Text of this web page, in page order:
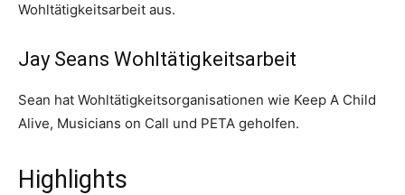
Wohltätigkeitsarbeit aus.
Jay Seans Wohltätigkeitsarbeit
Sean hat Wohltätigkeitsorganisationen wie Keep A Child
Alive, Musicians on Call und PETA geholfen.
Highlights